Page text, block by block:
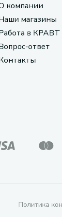
компании
магазины
в КРАВТ
ответ
Политика